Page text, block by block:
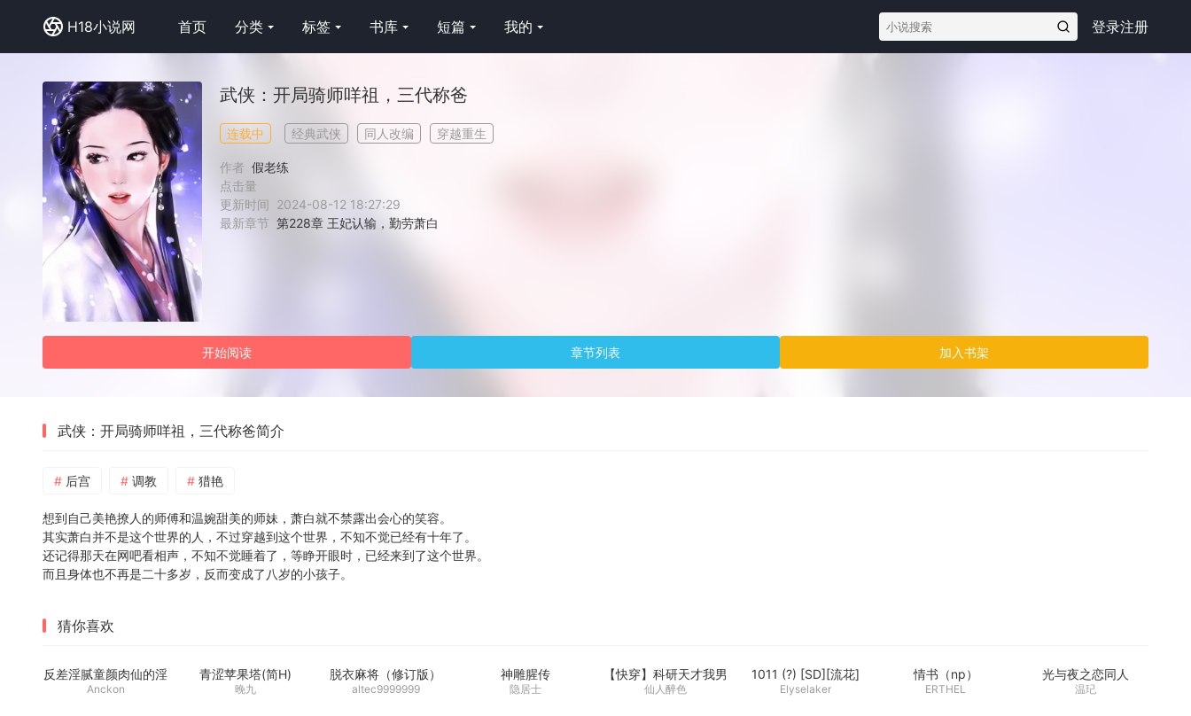
H18小说网 登录注册
首页 分类 标签 书库 短篇 我的
武侠：开局骑师咩祖，三代称爸
连载中 经典武侠 同人改编 穿越重生
作者 假老练
点击量
更新时间 2024-08-12 18:27:29
最新章节 第228章 王妃认输，勤劳萧白
开始阅读 章节列表 加入书架
武侠：开局骑师咩祖，三代称爸简介
后宫 调教 猎艳
想到自己美艳撩人的师傅和温婉甜美的师妹，萧白就不禁露出会心的笑容。
其实萧白并不是这个世界的人，不过穿越到这个世界，不知不觉已经有十年了。
还记得那天在网吧看相声，不知不觉睡着了，等睁开眼时，已经来到了这个世界。
而且身体也不再是二十多岁，反而变成了八岁的小孩子。
猜你喜欢
反差淫腻童颜肉仙的淫
堕修仙传
Anckon
青涩苹果塔(简H)
晚九
脱衣麻将（修订版）
altec9999999
神雕腥传
隐居士
【快穿】科研天才我男
神 (繁)
仙人醉色
1011 (?) [SD][流花]
Elyselaker
情书（np）
ERTHEL
光与夜之恋同人
温玘